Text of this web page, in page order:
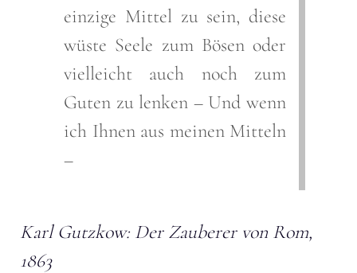
einzige Mittel zu sein, diese
wüste Seele zum Bösen oder
vielleicht auch noch zum
Guten zu lenken – Und wenn
ich Ihnen aus meinen Mitteln
–
Karl Gutzkow: Der Zauberer von Rom,
1863